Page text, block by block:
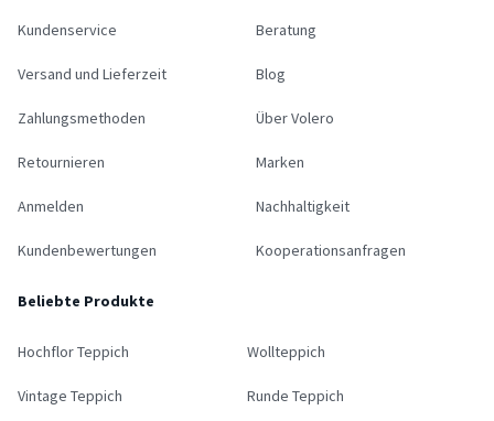
Kundenservice
Versand und Lieferzeit
Zahlungsmethoden
Retournieren
Anmelden
Kundenbewertungen
Beratung
Blog
Über Volero
Marken
Nachhaltigkeit
Kooperationsanfragen
Beliebte Produkte
Hochflor Teppich Wollteppich
Vintage Teppich Runde Teppich